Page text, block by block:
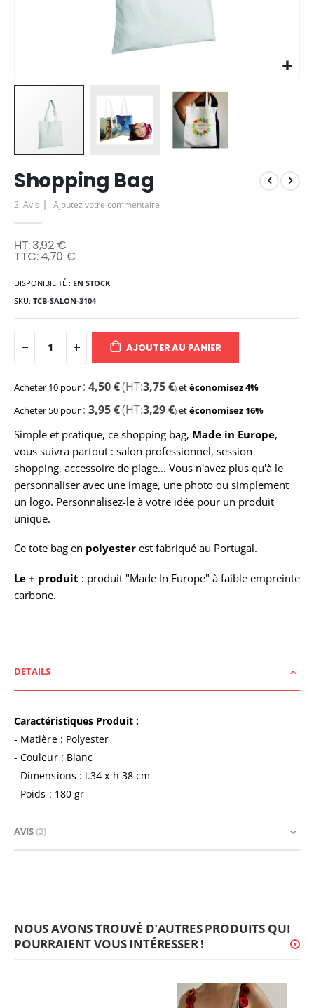
to
the
beginning
of
images
gallery
Shopping Bag
2 Avis Ajoutez votre commentaire
4,70 €
3,92 €
DISPONIBILITÉ : EN STOCK
SKU TCB-SALON-3104
AJOUTER AU PANIER
Acheter 10 pour 4,50 € 3,75 € etéconomisez4%
Acheter 50 pour
3,95 € 3,29 € etéconomisez 16%
Simple et pratique, ce shopping bag, Made in Europe,
vous suivra partout : salon professionnel, session
shopping, accessoire de plage... Vous n'avez plus qu'à le
personnaliser avec une image, une photo ou simplement
un logo. Personnalisez-le à votre idée pour un produit
unique.
Ce tote bag en polyester est fabriqué au Portugal.
Le + produit : produit "Made In Europe" à faible empreinte
carbone.
DETAILS
Caractéristiques Produit :
- Matière : Polyester
- Couleur : Blanc
- Dimensions : l.34 x h 38 cm
- Poids : 180 gr
AVIS 2
NOUS AVONS TROUVÉ D’AUTRES PRODUITS QUI
POURRAIENT VOUS INTÉRESSER !